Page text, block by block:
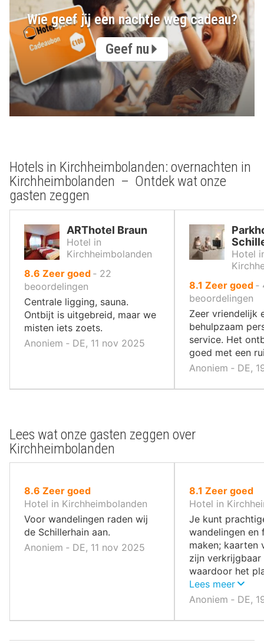
Wie geef jij een nachtje weg cadeau?
Geef nu
Hotels in Kirchheimbolanden: overnachten in
Kirchheimbolanden – Ontdek wat onze
gasten zeggen
ARThotel Braun
Hotel in
Kirchheimbolanden
8.6 uit
10
,
Zeer goed ‐ 22
beoordelingen
Centrale ligging, sauna.
Ontbijt is uitgebreid, maar we
misten iets zoets.
Anoniem ‐ DE, 11 nov 2025
Hotel
8.1 uit
10
,
Zeer goed ‐
beoordelingen
Zeer vriendelijk
behulpzaam
service. Het
goed met een
Anoniem ‐ DE,
Lees wat onze gasten zeggen over
Kirchheimbolanden
8.6 uit
10
,
Zeer goed
Hotel in Kirchheimbolanden
Voor wandelingen raden wij
de Schillerhain aan.
Anoniem ‐ DE, 11 nov 2025
8.1 uit
10
,
Zeer goed
Hotel in
Je kunt
wandelingen en
maken; kaarten
zijn
waardoor het
tocht eenvoudig
Lees meer
Anoniem ‐ DE,